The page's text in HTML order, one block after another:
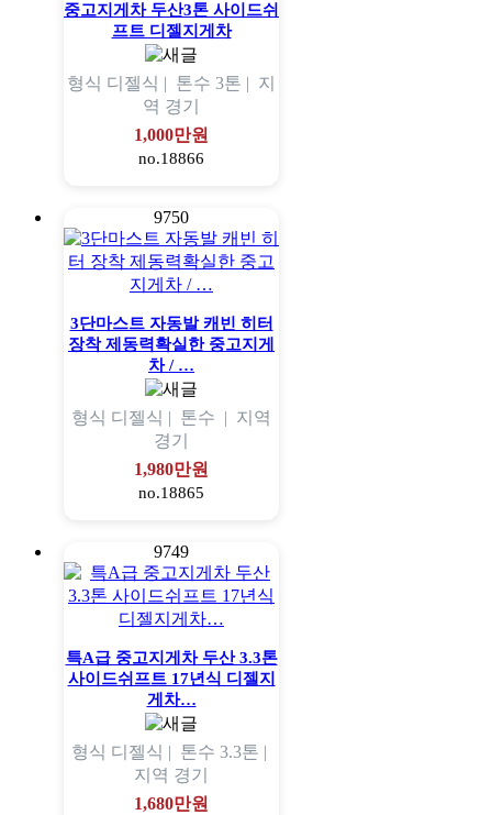
중고지게차 두산3톤 사이드쉬
프트 디젤지게차
형식 디젤식 | 톤수 3톤 | 지
역 경기
1,000만원
no.18866
9750
3단마스트 자동발 캐빈 히터
장착 제동력확실한 중고지게
차 / …
형식 디젤식 | 톤수 | 지역
경기
1,980만원
no.18865
9749
특A급 중고지게차 두산 3.3톤
사이드쉬프트 17년식 디젤지
게차…
형식 디젤식 | 톤수 3.3톤 |
지역 경기
1,680만원